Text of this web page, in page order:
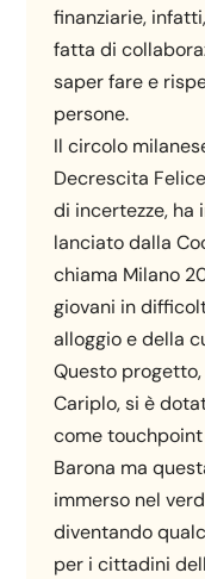
finanziarie,
fatta di
saper fare e
persone.
Il circolo
Decrescita
di incertezze,
lanciato dalla
chiama Milano
giovani in
alloggio e della
Questo
Cariplo, si è
come
Barona ma
immerso nel
diventando
per i cittadini